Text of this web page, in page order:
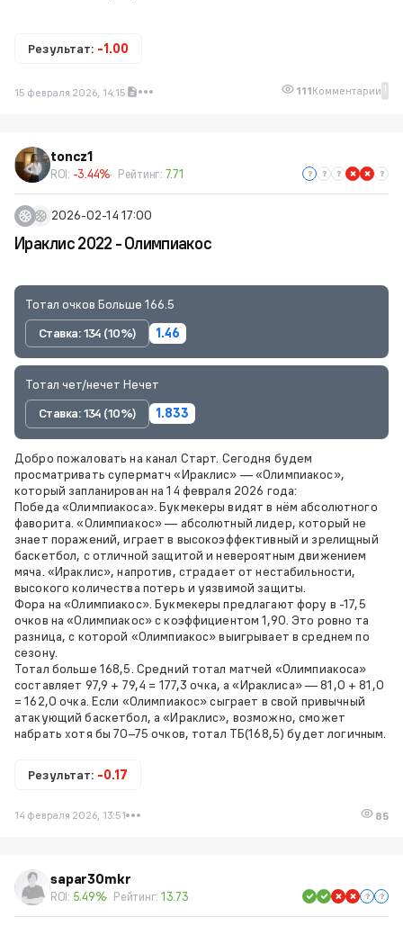
Результат: -1.00
15 февраля 2026, 14:15 111Комментарии 1
toncz1
ROI: -3.44% Рейтинг: 7.71
2026-02-14 17:00
Ираклис 2022 - Олимпиакос
Тотал очков Больше 166.5
Ставка: 134 (10%)
1.46
Тотал чет/нечет Нечет
Ставка: 134 (10%)
1.833
Добро пожаловать на канал Старт. Сегодня будем
просматривать суперматч «Ираклис» — «Олимпиакос»,
который запланирован на 14 февраля 2026 года:
Победа «Олимпиакоса». Букмекеры видят в нём абсолютного
фаворита. «Олимпиакос» — абсолютный лидер, который не
знает поражений, играет в высокоэффективный и зрелищный
баскетбол, с отличной защитой и невероятным движением
мяча. «Ираклис», напротив, страдает от нестабильности,
высокого количества потерь и уязвимой защиты.
Фора на «Олимпиакос». Букмекеры предлагают фору в -17,5
очков на «Олимпиакос» с коэффициентом 1,90. Это ровно та
разница, с которой «Олимпиакос» выигрывает в среднем по
сезону.
Тотал больше 168,5. Средний тотал матчей «Олимпиакоса»
составляет 97,9 + 79,4 = 177,3 очка, а «Ираклиса» — 81,0 + 81,0
= 162,0 очка. Если «Олимпиакос» сыграет в свой привычный
атакующий баскетбол, а «Ираклис», возможно, сможет
набрать хотя бы 70–75 очков, тотал ТБ(168,5) будет логичным.
Результат: -0.17
14 февраля 2026, 13:51 85
sapar30mkr
ROI: 5.49% Рейтинг: 13.73